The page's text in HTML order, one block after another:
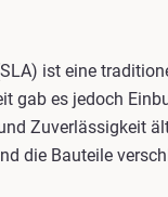
ist eine
gab es jedoch
Zuverlässigkeit
die Bauteile